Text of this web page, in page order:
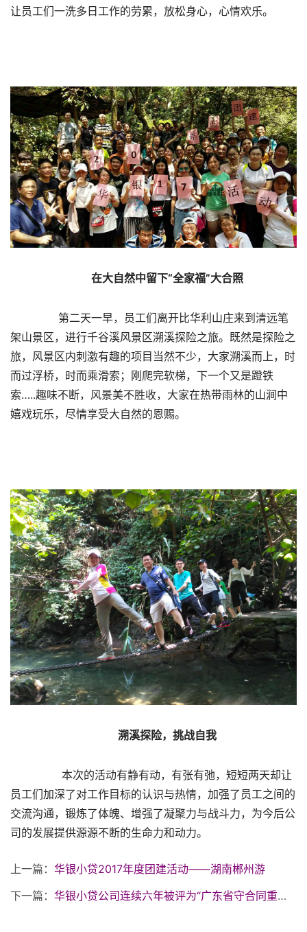
让员工们一洗多日工作的劳累，放松身心，心情欢乐。
在大自然中留下“全家福”大合照
      第二天一早，员工们离开比华利山庄来到清远笔
架山景区，进行千谷溪风景区溯溪探险之旅。既然是探险之
旅，风景区内刺激有趣的项目当然不少，大家溯溪而上，时
而过浮桥，时而乘滑索；刚爬完软梯，下一个又是蹬铁
索…..趣味不断，风景美不胜收，大家在热带雨林的山涧中
嬉戏玩乐，尽情享受大自然的恩赐。
溯溪探险，挑战自我
       本次的活动有静有动，有张有弛，短短两天却让
员工们加深了对工作目标的认识与热情，加强了员工之间的
交流沟通，锻炼了体魄、增强了凝聚力与战斗力，为今后公
司的发展提供源源不断的生命力和动力。
上一篇： 华银小贷2017年度团建活动——湖南郴州游
下一篇： 华银小贷公司连续六年被评为“广东省守合同重信用企业”